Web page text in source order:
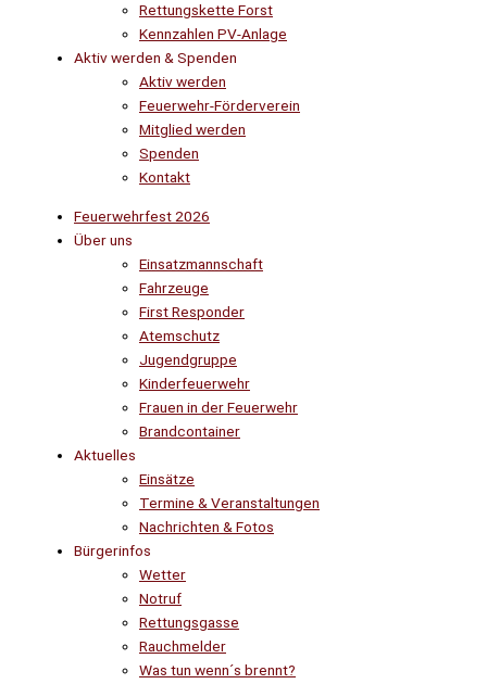
Rettungskette Forst
Kennzahlen PV-Anlage
Aktiv werden & Spenden
Aktiv werden
Feuerwehr-Förderverein
Mitglied werden
Spenden
Kontakt
Feuerwehrfest 2026
Über uns
Einsatzmannschaft
Fahrzeuge
First Responder
Atemschutz
Jugendgruppe
Kinderfeuerwehr
Frauen in der Feuerwehr
Brandcontainer
Aktuelles
Einsätze
Termine & Veranstaltungen
Nachrichten & Fotos
Bürgerinfos
Wetter
Notruf
Rettungsgasse
Rauchmelder
Was tun wenn´s brennt?